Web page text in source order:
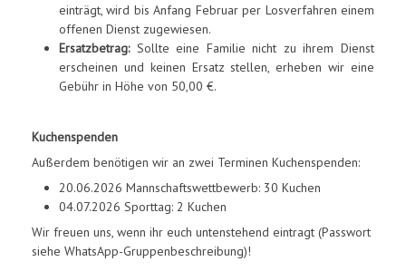
einträgt, wird bis Anfang Februar per Losverfahren einem
offenen Dienst zugewiesen.
Ersatzbetrag:Sollte eine Familie nicht zu ihrem Dienst
erscheinen und keinen Ersatz stellen, erheben wir eine
Gebühr in Höhe von 50,00 €.
Kuchenspenden
Außerdem benötigen wir an zwei Terminen Kuchenspenden:
20.06.2026 Mannschaftswettbewerb: 30 Kuchen
04.07.2026 Sporttag: 2 Kuchen
Wir freuen uns, wenn ihr euch untenstehend eintragt (Passwort
siehe WhatsApp-Gruppenbeschreibung)!